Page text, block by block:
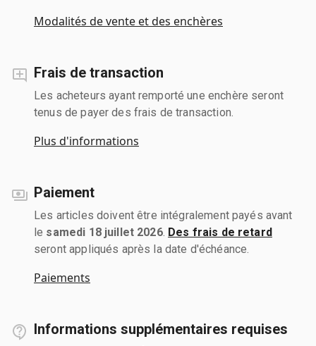
Modalités de vente et des enchères
Frais de transaction
Les acheteurs ayant remporté une enchère seront
tenus de payer des frais de transaction.
Plus d'informations
Paiement
Les articles doivent être intégralement payés avant
le samedi 18 juillet 2026. Des frais de retard
seront appliqués après la date d'échéance.
Paiements
Informations supplémentaires requises